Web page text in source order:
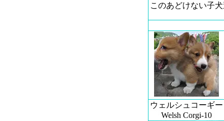
このあどけない子
ウェルシュコーギー
Welsh Corgi-10